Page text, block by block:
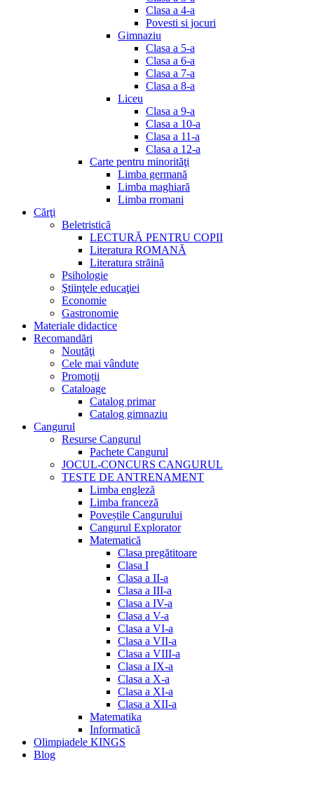
Clasa a 4-a
Povesti si jocuri
Gimnaziu
Clasa a 5-a
Clasa a 6-a
Clasa a 7-a
Clasa a 8-a
Liceu
Clasa a 9-a
Clasa a 10-a
Clasa a 11-a
Clasa a 12-a
Carte pentru minorităţi
Limba germană
Limba maghiară
Limba rromani
Cărţi
Beletristică
LECTURĂ PENTRU COPII
Literatura ROMANĂ
Literatura străină
Psihologie
Ştiinţele educaţiei
Economie
Gastronomie
Materiale didactice
Recomandări
Noutăţi
Cele mai vândute
Promoții
Cataloage
Catalog primar
Catalog gimnaziu
Cangurul
Resurse Cangurul
Pachete Cangurul
JOCUL-CONCURS CANGURUL
TESTE DE ANTRENAMENT
Limba engleză
Limba franceză
Poveștile Cangurului
Cangurul Explorator
Matematică
Clasa pregătitoare
Clasa I
Clasa a II-a
Clasa a III-a
Clasa a IV-a
Clasa a V-a
Clasa a VI-a
Clasa a VII-a
Clasa a VIII-a
Clasa a IX-a
Clasa a X-a
Clasa a XI-a
Clasa a XII-a
Matematika
Informatică
Olimpiadele KINGS
Blog